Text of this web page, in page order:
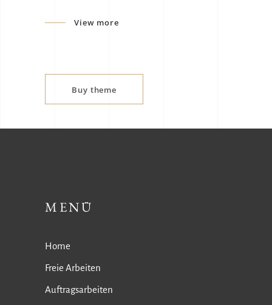
View more
Buy theme
MENÜ
Home
Freie Arbeiten
Auftragsarbeiten